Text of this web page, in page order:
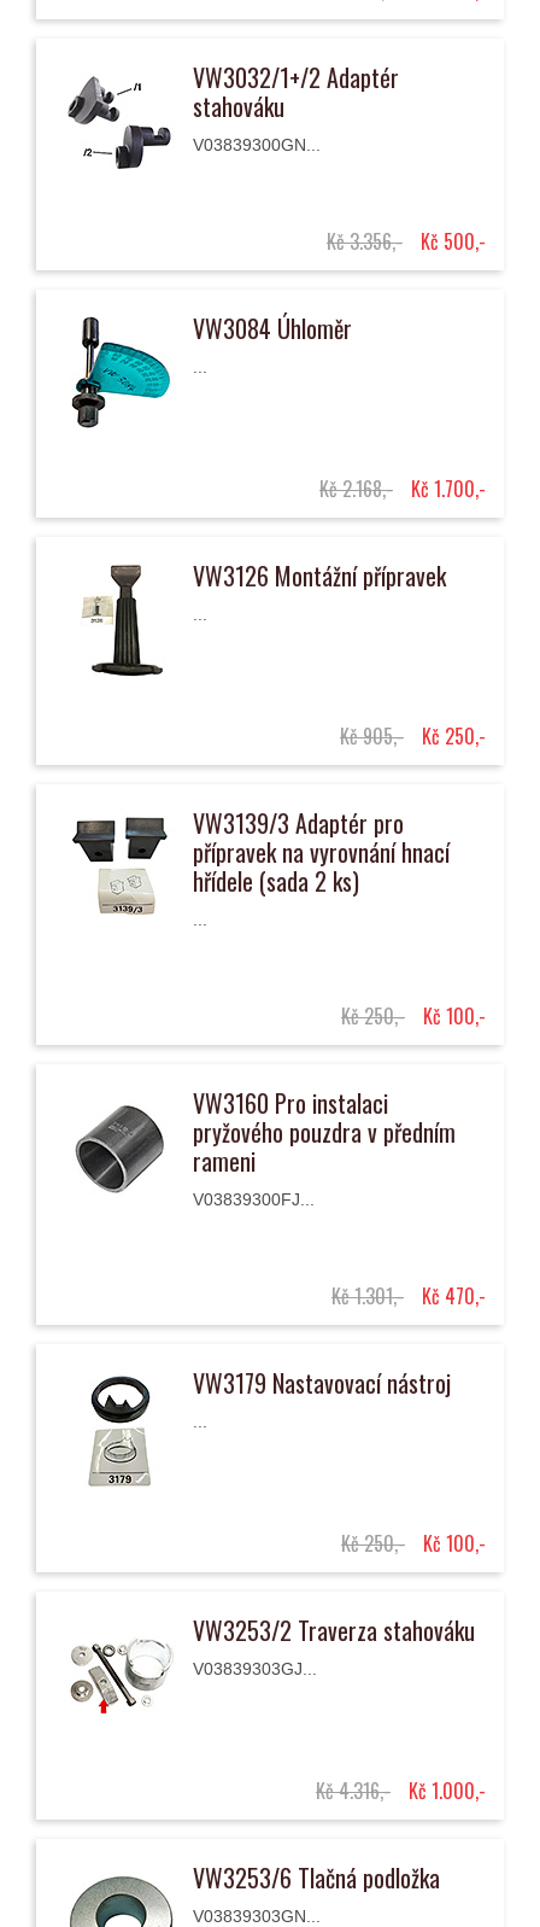
VW3032/1+/2 Adaptér
stahováku
V03839300GN...
Kč 3.356,- Kč 500,-
VW3084 Úhloměr
Kč 2.168,- Kč 1.700,-
VW3126 Montážní přípravek
Kč 905,- Kč 250,-
VW3139/3 Adaptér pro
přípravek na vyrovnání hnací
hřídele (sada 2 ks)
Kč 250,- Kč 100,-
VW3160 Pro instalaci
pryžového pouzdra v předním
rameni
V03839300FJ...
Kč 1.301,- Kč 470,-
VW3179 Nastavovací nástroj
Kč 250,- Kč 100,-
VW3253/2 Traverza stahováku
V03839303GJ...
Kč 4.316,- Kč 1.000,-
VW3253/6 Tlačná podložka
V03839303GN...